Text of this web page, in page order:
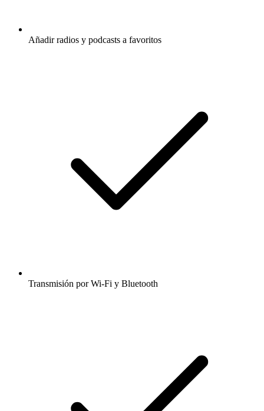
Añadir radios y podcasts a favoritos
Transmisión por Wi-Fi y Bluetooth